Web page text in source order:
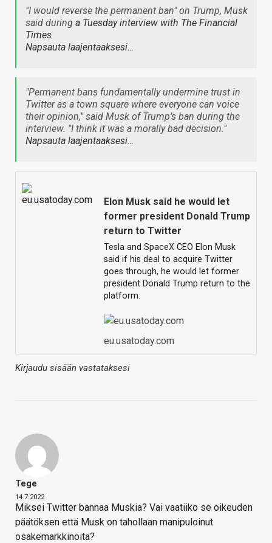
"I would reverse the permanent ban" on Trump, Musk
said during a Tuesday interview with The Financial
Times
Napsauta laajentaaksesi…
"Permanent bans fundamentally undermine trust in
Twitter as a town square where everyone can voice
their opinion," said Musk of Trump’s ban during the
interview. "I think it was a morally bad decision."
Napsauta laajentaaksesi…
Elon Musk said he would let
former president Donald Trump
return to Twitter
Tesla and SpaceX CEO Elon Musk
said if his deal to acquire Twitter
goes through, he would let former
president Donald Trump return to the
platform.
eu.usatoday.com
Kirjaudu sisään vastataksesi
Tege
14.7.2022
Miksei Twitter bannaa Muskia? Vai vaatiiko se oikeuden
päätöksen että Musk on tahollaan manipuloinut
osakemarkkinoita?